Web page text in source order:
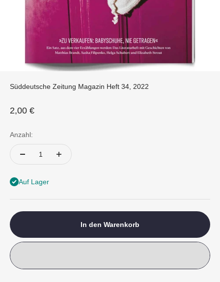
Süddeutsche Zeitung Magazin Heft 34, 2022
Angebot
2,00 €
Anzahl:
Auf Lager
In den Warenkorb